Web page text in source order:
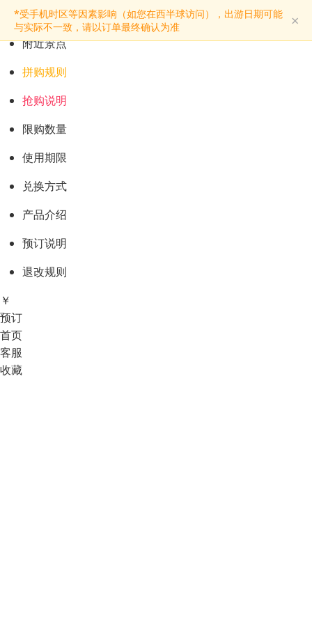
*受手机时区等因素影响（如您在西半球访问），出游日期可能
与实际不一致，请以订单最终确认为准
×
预订购票
景点介绍
附近景点
拼购规则
抢购说明
限购数量
使用期限
兑换方式
产品介绍
预订说明
退改规则
￥
预订
首页
客服
收藏